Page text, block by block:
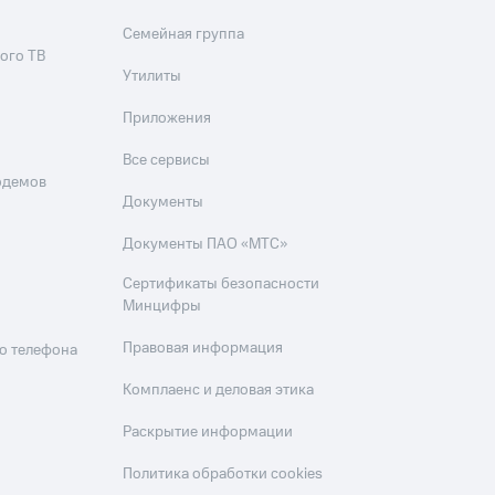
ТВ
телефона
Семейная группа
Утилиты
Приложения
Все сервисы
Документы
Документы ПАО «МТС»
Сертификаты безопасности
Минцифры
Правовая информация
Комплаенс и деловая этика
Раскрытие информации
Политика обработки cookies